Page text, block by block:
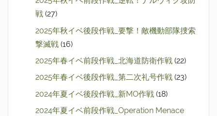
戦 (27)
2025年秋イベ後段作戦_要撃！敵機動部隊捜索
撃滅戦 (16)
2025年春イベ前段作戦_北海道防衛作戦 (22)
2025年春イベ後段作戦_第二次礼号作戦 (23)
2024年夏イベ後段作戦_新MO作戦 (18)
2024年夏イベ前段作戦_Operation Menace